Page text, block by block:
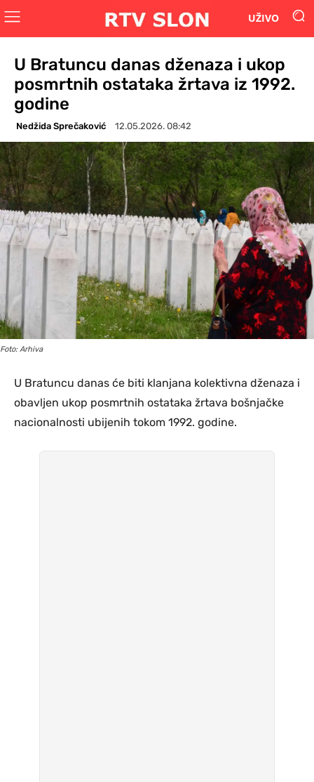
UŽIVO
U Bratuncu danas dženaza i ukop
posmrtnih ostataka žrtava iz 1992.
godine
Nedžida Sprečaković 12.05.2026. 08:42
Foto: Arhiva
U Bratuncu danas će biti klanjana kolektivna dženaza i
obavljen ukop posmrtnih ostataka žrtava bošnjačke
nacionalnosti ubijenih tokom 1992. godine.